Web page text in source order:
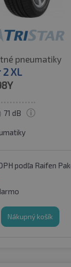
pneumatiky
XL
71 dB
podľa Raifen
Nákupný košík